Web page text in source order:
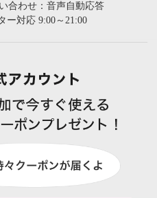
合わせ：音声自動応答
ー対応 9:00～21:00